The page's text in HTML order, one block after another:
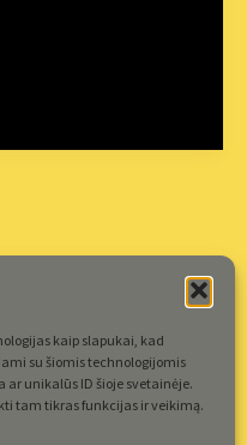
kaip slapukai, kad
su šiomis technologijomis
unikalūs ID šioje svetainėje.
tam tikras funkcijas ir veikimą.